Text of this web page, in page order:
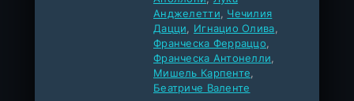
Анджелетти, Чечилия
Дацци, Игнацио Олива,
Франческа Ферраццо,
Франческа Антонелли,
Мишель Карпенте,
Беатриче Валенте